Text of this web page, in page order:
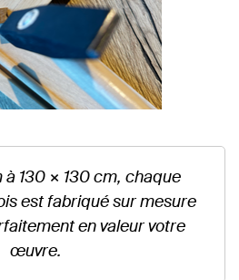
130 × 130 cm, chaque
est fabriqué sur mesure
en valeur votre
œuvre.